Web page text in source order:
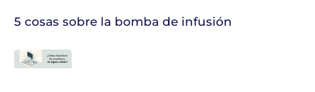
5 cosas sobre la bomba de infusión